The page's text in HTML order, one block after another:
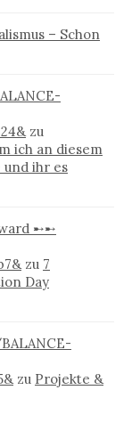
– Schon
zu
ich an diesem
ihr es
➸➸
zu 7
Day
zu Projekte &